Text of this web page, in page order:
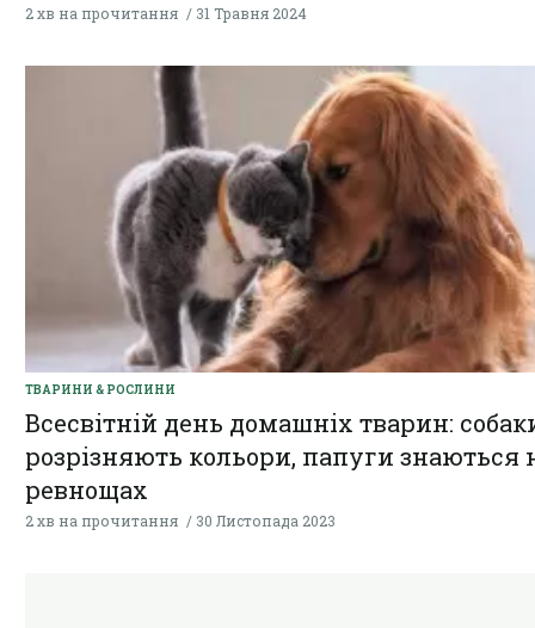
2 хв на прочитання 31 Травня 2024
ТВАРИНИ & РОСЛИНИ
Всесвітній день домашніх тварин:
розрізняють кольори, папуги знаються
ревнощах
2 хв на прочитання 30 Листопада 2023